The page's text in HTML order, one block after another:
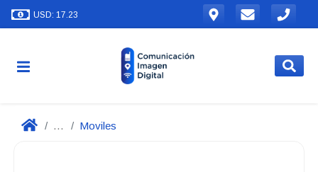
USD: 17.23
... Moviles